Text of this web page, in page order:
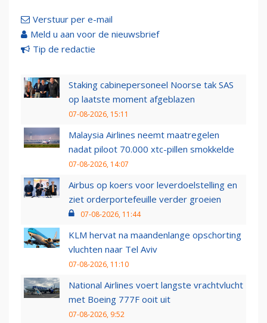
Verstuur per e-mail
Meld u aan voor de nieuwsbrief
Tip de redactie
Staking cabinepersoneel Noorse tak SAS
op laatste moment afgeblazen
07-08-2026, 15:11
Malaysia Airlines neemt maatregelen
nadat piloot 70.000 xtc-pillen smokkelde
07-08-2026, 14:07
Airbus op koers voor leverdoelstelling en
ziet orderportefeuille verder groeien
07-08-2026, 11:44
KLM hervat na maandenlange opschorting
vluchten naar Tel Aviv
07-08-2026, 11:10
National Airlines voert langste vrachtvlucht
met Boeing 777F ooit uit
07-08-2026, 9:52